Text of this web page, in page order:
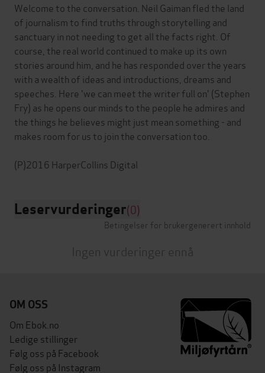
Welcome to the conversation. Neil Gaiman fled the land
of journalism to find truths through storytelling and
sanctuary in not needing to get all the facts right. Of
course, the real world continued to make up its own
stories around him, and he has responded over the years
with a wealth of ideas and introductions, dreams and
speeches. Here 'we can meet the writer full on' (Stephen
Fry) as he opens our minds to the people he admires and
the things he believes might just mean something - and
makes room for us to join the conversation too.
Leservurderinger(0)
Betingelser for brukergenerert innhold
Ingen vurderinger ennå
OM OSS
Om Ebok.no
Ledige stillinger
Følg oss på Facebook
Følg oss på Instagram